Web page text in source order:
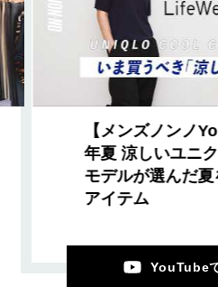
【メンズノンノ
年夏 涼しいユニ
モデルが選んだ夏
アイテム
YouTube